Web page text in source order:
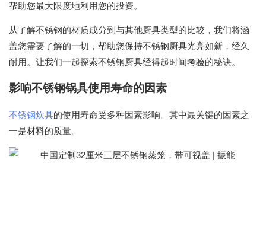
帮助您最大限度地利用您的投资。
从了解不锈钢的材质成分到与其他厨具类型的比较，我们将涵
盖您需要了解的一切，帮助您保持不锈钢厨具光亮如新，经久
耐用。让我们一起探索不锈钢厨具经得起时间考验的秘诀。
影响不锈钢锅具使用寿命的因素
不锈钢炊具的使用寿命受多种因素影响。其中最关键的因素之
一是材料的质量。